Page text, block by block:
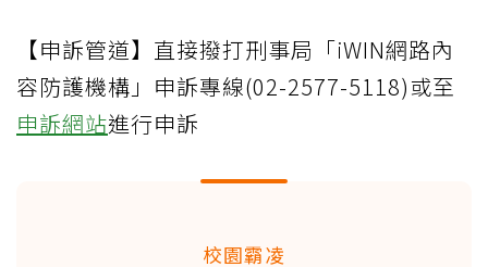
【申訴管道】直接撥打刑事局「iWIN網路內
容防護機構」申訴專線(02-2577-5118)或至
申訴網站進行申訴
校園霸凌